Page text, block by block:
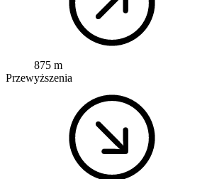
875 m
Przewyższenia